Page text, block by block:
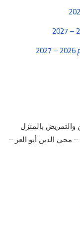
بالمنزل
– محي الدين أبو العز –